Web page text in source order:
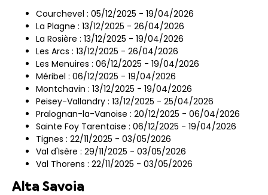
Courchevel : 05/12/2025 - 19/04/2026
La Plagne : 13/12/2025 - 26/04/2026
La Rosière : 13/12/2025 - 19/04/2026
Les Arcs : 13/12/2025 - 26/04/2026
Les Menuires : 06/12/2025 - 19/04/2026
Méribel : 06/12/2025 - 19/04/2026
Montchavin : 13/12/2025 - 19/04/2026
Peisey-Vallandry : 13/12/2025 - 25/04/2026
Pralognan-la-Vanoise : 20/12/2025 - 06/04/2026
Sainte Foy Tarentaise : 06/12/2025 - 19/04/2026
Tignes : 22/11/2025 - 03/05/2026
Val d'Isère : 29/11/2025 - 03/05/2026
Val Thorens : 22/11/2025 - 03/05/2026
Alta Savoia